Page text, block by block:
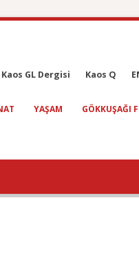
Kaos GL Dergisi Kaos Q
YAŞAM GÖKKUŞAĞI